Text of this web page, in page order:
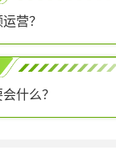
营？
什么？